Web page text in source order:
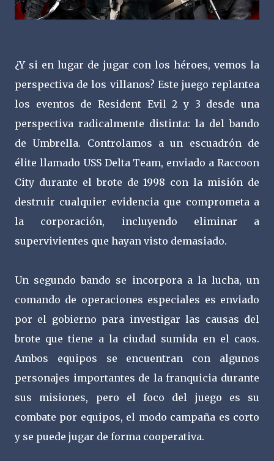
¿Y si en lugar de jugar con los héroes, vemos la
perspectiva de los villanos? Este juego replantea
los eventos de Resident Evil 2 y 3 desde una
perspectiva radicalmente distinta: la del bando
de Umbrella. Controlamos a un escuadrón de
élite llamado USS Delta Team, enviado a Raccoon
City durante el brote de 1998 con la misión de
destruir cualquier evidencia que comprometa a
la corporación, incluyendo eliminar a
supervivientes que hayan visto demasiado.
Un segundo bando se incorpora a la lucha, un
comando de operaciones especiales es enviado
por el gobierno para investigar las causas del
brote que tiene a la ciudad sumida en el caos.
Ambos equipos se encuentran con algunos
personajes importantes de la franquicia durante
sus misiones, pero el foco del juego es su
combate por equipos, el modo campaña es corto
y se puede jugar de forma cooperativa.